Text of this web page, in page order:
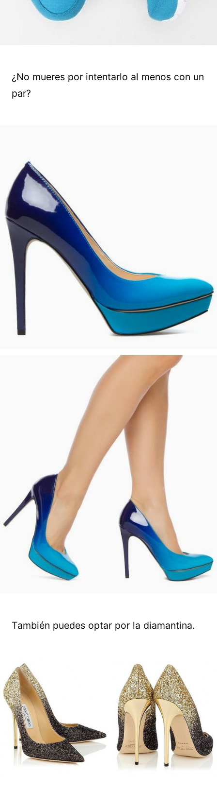
¿No mueres por intentarlo al menos con un
par?
También puedes optar por la diamantina.